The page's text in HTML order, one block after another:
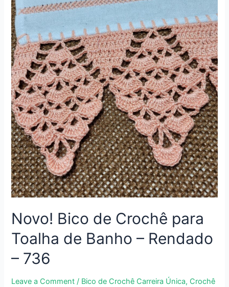
Mesa
de
Crochê
Passo
a
Passo
–
Aula
de
Crochê
737
Novo! Bico de Crochê para
Toalha de Banho – Rendado
– 736
Leave a Comment / Bico de Crochê Carreira Única, Crochê